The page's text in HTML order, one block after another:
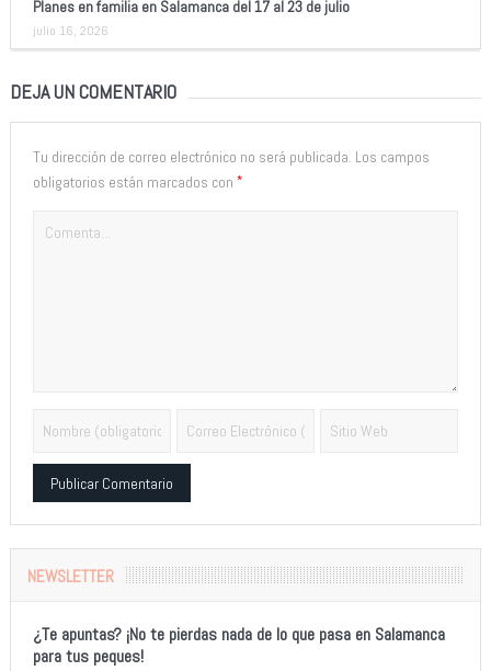
Planes en familia en Salamanca del 17 al 23 de julio
julio 16, 2026
DEJA UN COMENTARIO
Tu dirección de correo electrónico no será publicada. Los campos
obligatorios están marcados con *
NEWSLETTER
¿Te apuntas? ¡No te pierdas nada de lo que pasa en Salamanca
para tus peques!